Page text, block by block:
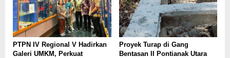
PTPN IV Regional V Hadirkan
Galeri UMKM, Perkuat
Proyek Turap di Gang
Bentasan II Pontianak Utara